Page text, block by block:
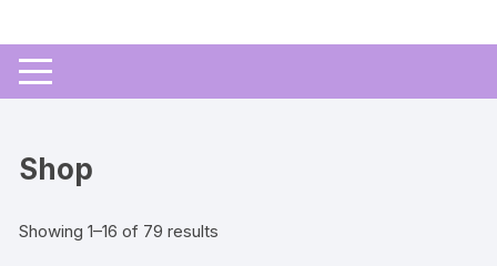
content
Shop
Showing 1–16 of 79 results